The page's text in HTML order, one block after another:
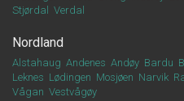
Stjørdal
Verdal
Nordland
Alstahaug Andenes Andøy Bardu
Leknes Lødingen Mosjøen Narvik
Vågan Vestvågøy